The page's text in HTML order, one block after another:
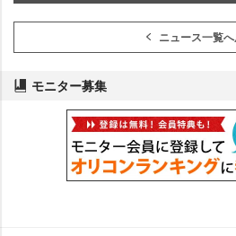
ニュース一覧
モニター募集